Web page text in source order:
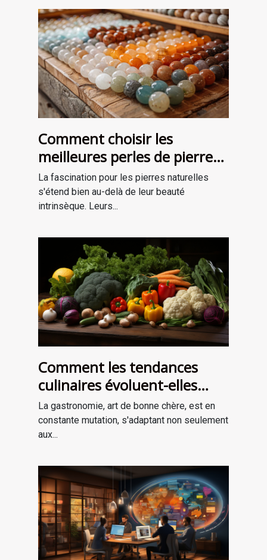
Comment choisir les
meilleures perles de pierre
naturelle pour vos projets de
bijouterie et de lithothérapie
La fascination pour les pierres naturelles
s'étend bien au-delà de leur beauté
intrinsèque. Leurs...
Comment les tendances
culinaires évoluent-elles
avec les saisons ?
La gastronomie, art de bonne chère, est en
constante mutation, s'adaptant non seulement
aux...